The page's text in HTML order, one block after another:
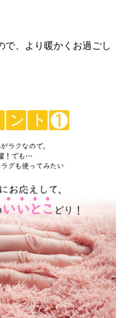
で、より暖かくお過ごし